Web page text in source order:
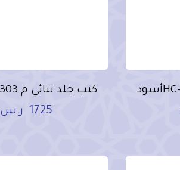
كنب جلد ثنائي م HC-303أسود
1725 ر.س